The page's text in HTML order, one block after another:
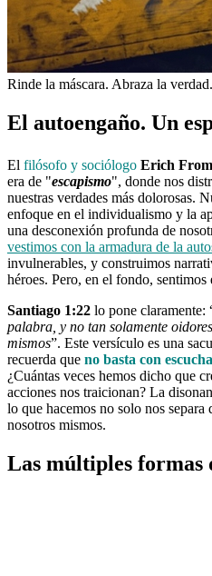
Rinde la máscara. Abraza la
El autoengaño. Un
El filósofo y sociólogo Erich
era de "escapismo", donde nos
nuestras verdades más dolorosas.
enfoque en el individualismo y la
una desconexión profunda de
vestimos con la armadura de la
invulnerables, y construimos
héroes. Pero, en el fondo, sentimos
Santiago 1:22 lo pone claramente:
palabra, y no tan solamente
mismos”. Este versículo es una
recuerda que no basta con
¿Cuántas veces hemos dicho que
acciones nos traicionan? La
lo que hacemos no solo nos
nosotros mismos.
Las múltiples formas